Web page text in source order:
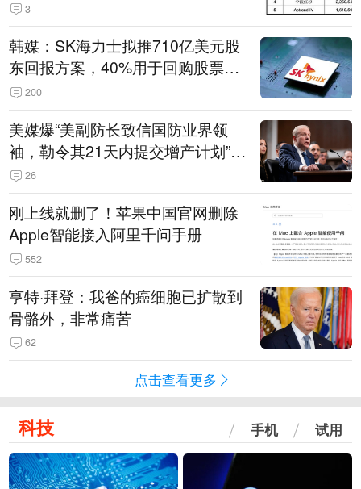
3
韩媒：SK海力士拟推710亿美元股
东回报方案，40%用于回购股票，
相当于美股发行规模
200
美媒爆“美副防长致信国防业界领
袖，勒令其21天内提交增产计划”，
五角大楼回应
26
刚上线就删了！苹果中国官网删除
Apple智能接入阿里千问手册
552
亨特·拜登：我爸的癌细胞已扩散到
骨骼外，非常痛苦
62
点击查看更多
科技 手机 试用